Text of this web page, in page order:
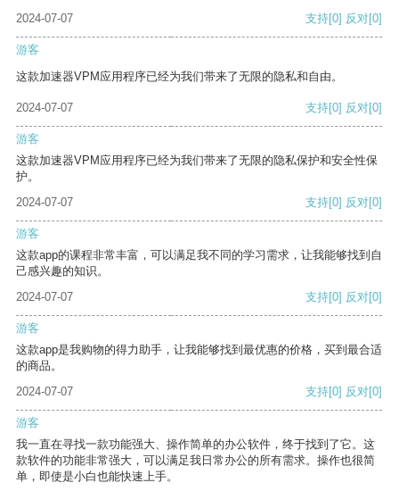
2024-07-07 支持[0] 反对[0]
游客
这款加速器VPM应用程序已经为我们带来了无限的隐私和自由。
2024-07-07 支持[0] 反对[0]
游客
这款加速器VPM应用程序已经为我们带来了无限的隐私保护和安全性保
护。
2024-07-07
支持[0] 反对[0]
游客
这款app的课程非常丰富，可以满足我不同的学习需求，让我能够找到自
己感兴趣的知识。
2024-07-07
支持[0] 反对[0]
游客
这款app是我购物的得力助手，让我能够找到最优惠的价格，买到最合适
的商品。
2024-07-07
支持[0] 反对[0]
游客
我一直在寻找一款功能强大、操作简单的办公软件，终于找到了它。这
款软件的功能非常强大，可以满足我日常办公的所有需求。操作也很简
单，即使是小白也能快速上手。